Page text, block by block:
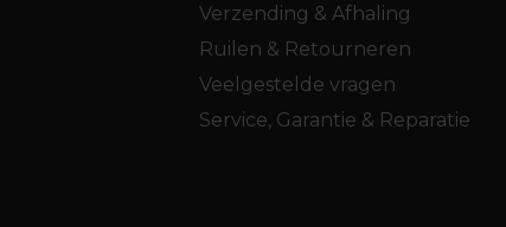
Verzending & Afhaling
Ruilen & Retourneren
Veelgestelde vragen
Service, Garantie & Reparatie